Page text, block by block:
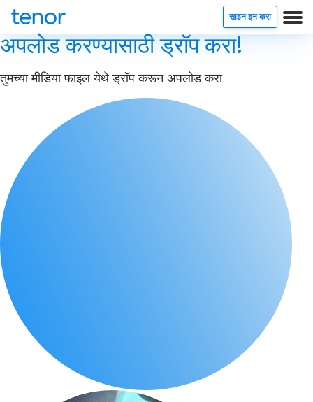
साइन इन करा
अपलोड करण्यासाठी ड्रॉप करा!
तुमच्या मीडिया फाइल येथे ड्रॉप करून अपलोड करा